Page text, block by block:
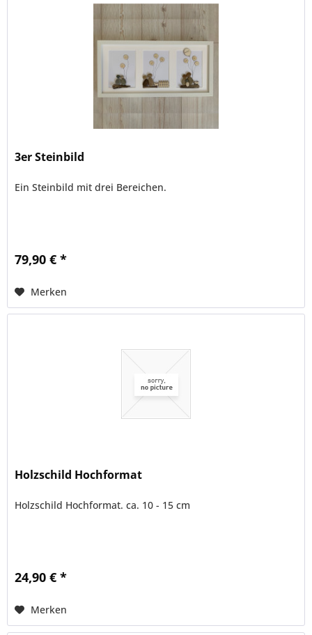
3er Steinbild
Ein Steinbild mit drei Bereichen.
79,90 € *
Merken
Holzschild Hochformat
Holzschild Hochformat. ca. 10 - 15 cm
24,90 € *
Merken